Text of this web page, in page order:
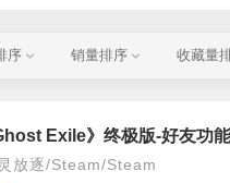
序 销量排序 收藏量
Exile》终极版-好友功
放逐/Steam/Steam